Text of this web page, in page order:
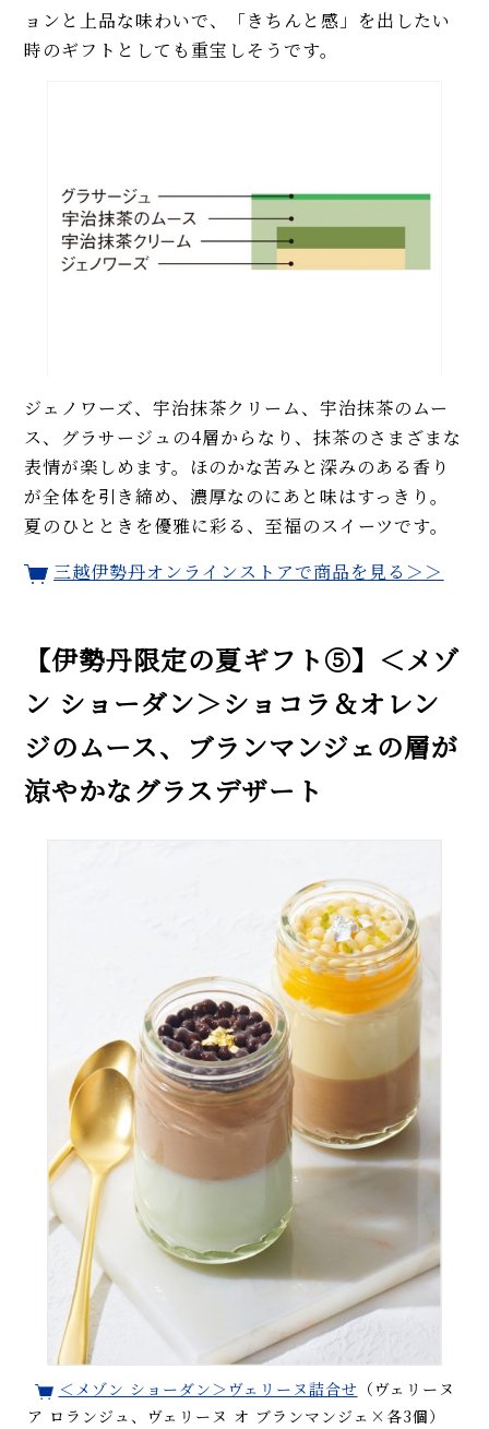
ョンと上品な味わいで、「きちんと感」を出したい
時のギフトとしても重宝しそうです。
ジェノワーズ、宇治抹茶クリーム、宇治抹茶のムー
ス、グラサージュの4層からなり、抹茶のさまざまな
表情が楽しめます。ほのかな苦みと深みのある香り
が全体を引き締め、濃厚なのにあと味はすっきり。
夏のひとときを優雅に彩る、至福のスイーツです。
三越伊勢丹オンラインストアで商品を見る＞＞
【伊勢丹限定の夏ギフト⑤】＜メゾ
ン ショーダン＞ショコラ＆オレン
ジのムース、ブランマンジェの層が
涼やかなグラスデザート
＜メゾン ショーダン＞ヴェリーヌ詰合せ （ヴェリーヌ
ア ロランジュ、ヴェリーヌ オ ブランマンジェ×各3個）